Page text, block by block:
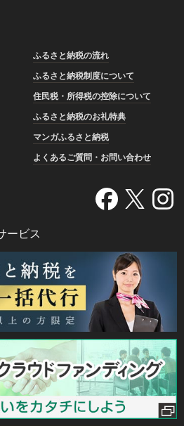
ふるさと納税の流れ
ふるさと納税制度について
住民税・所得税の控除について
ふるさと納税のお礼特典
マンガふるさと納税
よくあるご質問・お問い合わせ
ービス